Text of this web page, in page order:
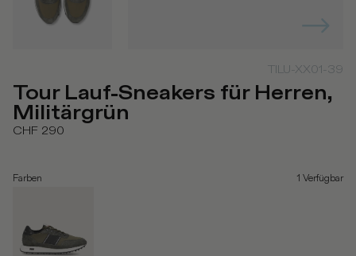
TILU-XX01-39
Tour Lauf-Sneakers für Herren,
Militärgrün
CHF 290
Farben 1 Verfügbar